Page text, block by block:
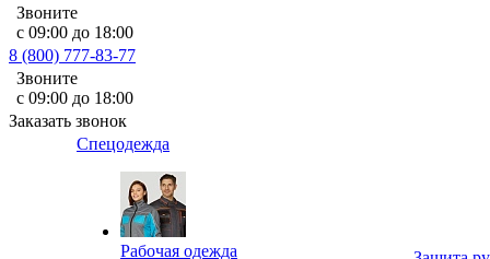
Звоните
с 09:00 до 18:00
8 (800) 777-83-77
Звоните
с 09:00 до 18:00
Заказать звонок
Спецодежда
Рабочая одежда